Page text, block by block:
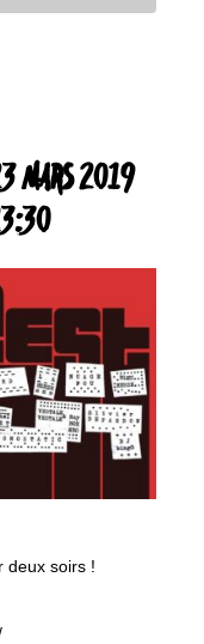
MARS 2019
deux soirs !